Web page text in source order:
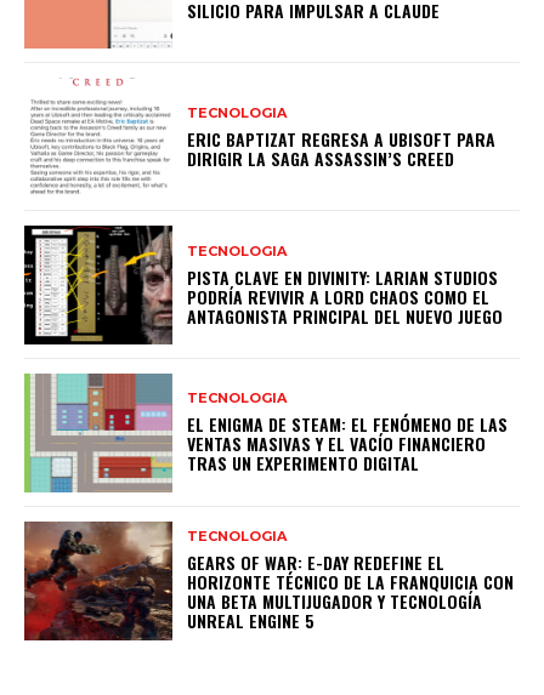
SILICIO PARA IMPULSAR A CLAUDE
TECNOLOGIA
ERIC BAPTIZAT REGRESA A UBISOFT PARA
DIRIGIR LA SAGA ASSASSIN’S CREED
TECNOLOGIA
PISTA CLAVE EN DIVINITY: LARIAN STUDIOS
PODRÍA REVIVIR A LORD CHAOS COMO EL
ANTAGONISTA PRINCIPAL DEL NUEVO JUEGO
TECNOLOGIA
EL ENIGMA DE STEAM: EL FENÓMENO DE LAS
VENTAS MASIVAS Y EL VACÍO FINANCIERO
TRAS UN EXPERIMENTO DIGITAL
TECNOLOGIA
GEARS OF WAR: E-DAY REDEFINE EL
HORIZONTE TÉCNICO DE LA FRANQUICIA CON
UNA BETA MULTIJUGADOR Y TECNOLOGÍA
UNREAL ENGINE 5